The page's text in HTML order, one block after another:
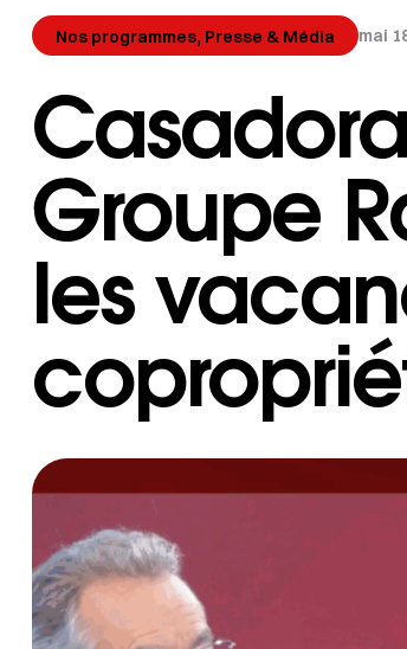
Nos programmes, Presse & Média mai
Groupe
les